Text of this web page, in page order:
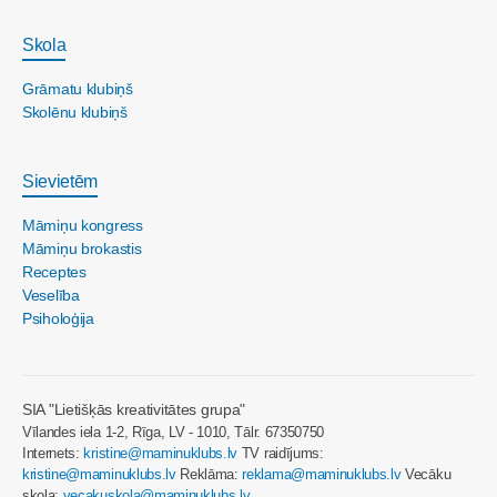
Skola
Grāmatu klubiņš
Skolēnu klubiņš
Sievietēm
Māmiņu kongress
Māmiņu brokastis
Receptes
Veselība
Psiholoģija
SIA "Lietišķās kreativitātes grupa"
Vīlandes iela 1-2, Rīga, LV - 1010, Tālr. 67350750
Internets:kristine@maminuklubs.lv TV raidījums:
kristine@maminuklubs.lvReklāma:reklama@maminuklubs.lvVecāku